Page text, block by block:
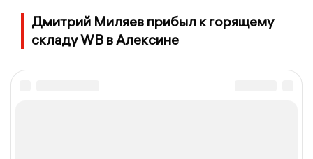
Дмитрий Миляев прибыл к горящему
складу WB в Алексине